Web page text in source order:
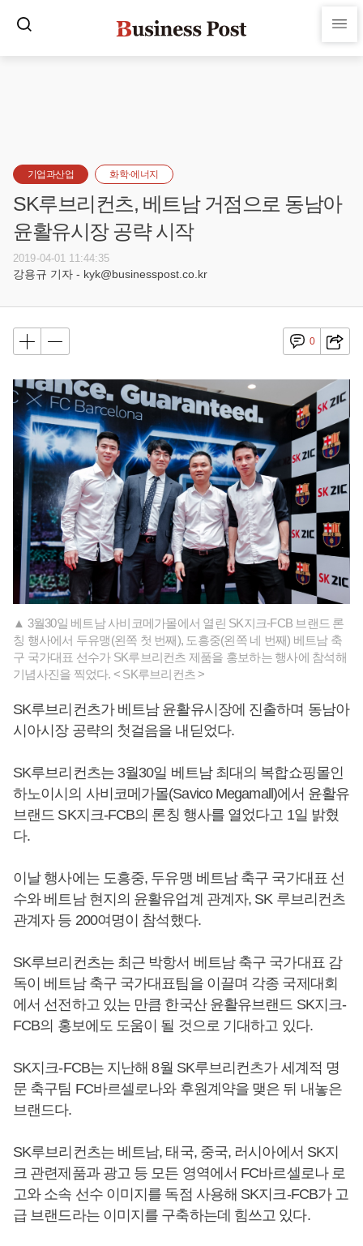
기업과산업 화학·에너지
SK루브리컨츠, 베트남 거점으로 동남아
윤활유시장 공략 시작
2019-04-01 11:44:35
강용규 기자 - kyk@businesspost.co.kr
0
▲ 3월30일 베트남 사비코메가몰에서 열린 SK지크-FCB 브랜드 론
칭 행사에서 두유맹(왼쪽 첫 번째), 도흥중(왼쪽 네 번째) 베트남 축
구 국가대표 선수가 SK루브리컨츠 제품을 홍보하는 행사에 참석해
기념사진을 찍었다. < SK루브리컨츠 >
SK루브리컨츠가 베트남 윤활유시장에 진출하며 동남아
시아시장 공략의 첫걸음을 내딛었다.
SK루브리컨츠는 3월30일 베트남 최대의 복합쇼핑몰인
하노이시의 사비코메가몰(Savico Megamall)에서 윤활유
브랜드 SK지크-FCB의 론칭 행사를 열었다고 1일 밝혔
다.
이날 행사에는 도흥중, 두유맹 베트남 축구 국가대표 선
수와 베트남 현지의 윤활유업계 관계자, SK 루브리컨츠
관계자 등 200여명이 참석했다.
SK루브리컨츠는 최근 박항서 베트남 축구 국가대표 감
독이 베트남 축구 국가대표팀을 이끌며 각종 국제대회
에서 선전하고 있는 만큼 한국산 윤활유브랜드 SK지크-
FCB의 홍보에도 도움이 될 것으로 기대하고 있다.
SK지크-FCB는 지난해 8월 SK루브리컨츠가 세계적 명
문 축구팀 FC바르셀로나와 후원계약을 맺은 뒤 내놓은
브랜드다.
SK루브리컨츠는 베트남, 태국, 중국, 러시아에서 SK지
크 관련제품과 광고 등 모든 영역에서 FC바르셀로나 로
고와 소속 선수 이미지를 독점 사용해 SK지크-FCB가 고
급 브랜드라는 이미지를 구축하는데 힘쓰고 있다.